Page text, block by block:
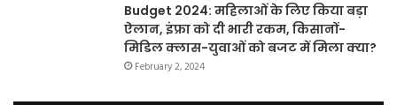
Budget 2024: महिलाओं के लिए किया बड़ा
ऐलान, इंफ्रा को दी भारी रकम, किसानों-
मिडिल क्लास-युवाओं को बजट में मिला क्या?
February 2, 2024